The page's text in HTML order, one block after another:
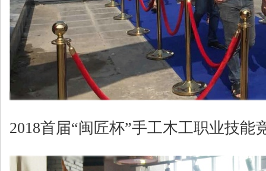
2018首届“闽匠杯”手工木工职业技能